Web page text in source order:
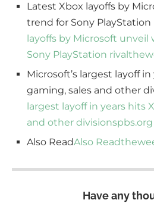
Latest Xbox layoffs by
trend for Sony PlayStation
layoffs by Microsoft
Sony PlayStation rival
Microsoft’s largest layoff
gaming, sales and other
largest layoff in years hits
and other divisionspbs.org
Also ReadAlso Read
Have any